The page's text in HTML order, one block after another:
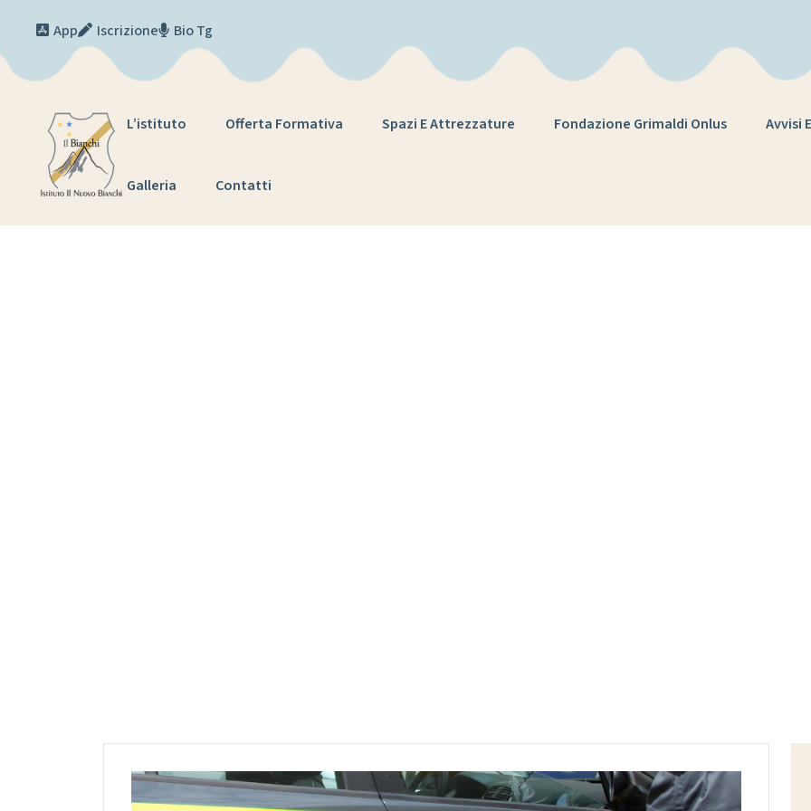
App
Iscrizione Bio Tg
L’istituto Offerta Formativa Spazi E Attrezzature Fondazione Grimaldi Onlus Avvisi
Galleria Contatti